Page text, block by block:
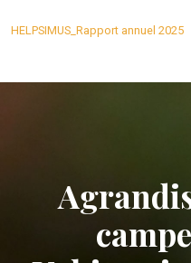
HELPSIMUS_Rapport annuel 2025